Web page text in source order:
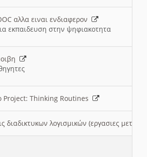
αλλα ειναι ενδιαφερον
εκπαιδευση στην ψηφιακοτητα
Project: Thinking Routines
διαδικτυκων λογισμικών (εργασιες